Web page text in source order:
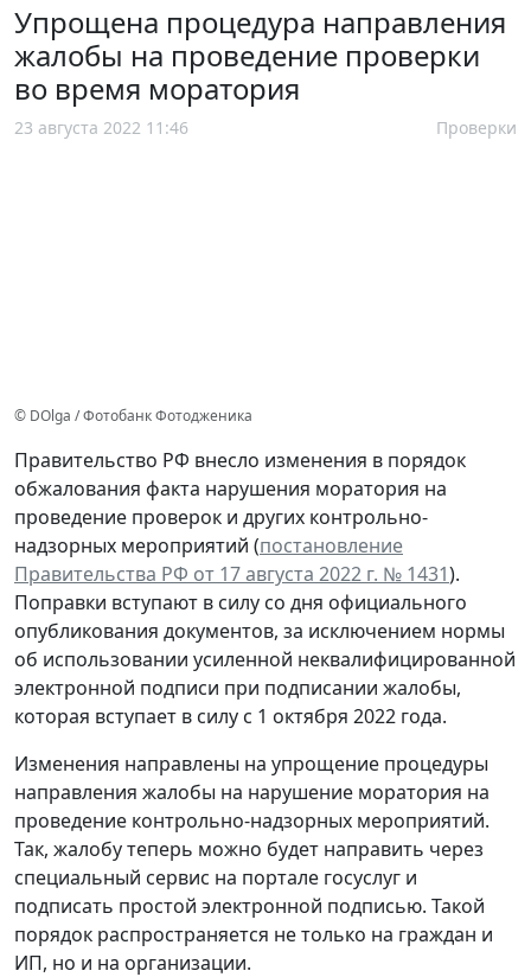
Упрощена процедура направления
жалобы на проведение проверки
во время моратория
23 августа 2022 11:46 Проверки
© DOlga / Фотобанк Фотодженика
Правительство РФ внесло изменения в порядок
обжалования факта нарушения моратория на
проведение проверок и других контрольно-
надзорных мероприятий (постановление
Правительства РФ от 17 августа 2022 г. № 1431).
Поправки вступают в силу со дня официального
опубликования документов, за исключением нормы
об использовании усиленной неквалифицированной
электронной подписи при подписании жалобы,
которая вступает в силу с 1 октября 2022 года.
Изменения направлены на упрощение процедуры
направления жалобы на нарушение моратория на
проведение контрольно-надзорных мероприятий.
Так, жалобу теперь можно будет направить через
специальный сервис на портале госуслуг и
подписать простой электронной подписью. Такой
порядок распространяется не только на граждан и
ИП, но и на организации.